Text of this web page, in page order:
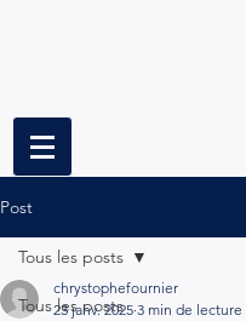
Post
Tous les posts
Tous les posts
chrystophefournier
23 janv. 2025 3 min de lecture